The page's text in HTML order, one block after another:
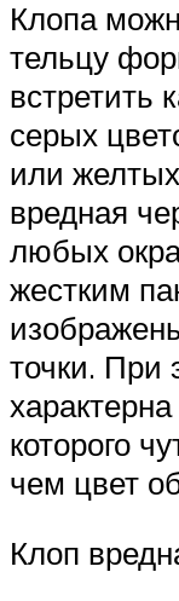
Клопа
тельцу
встретить
серых
или
вредная
любых
жестким
точки. При
которого
чем цвет
Клоп